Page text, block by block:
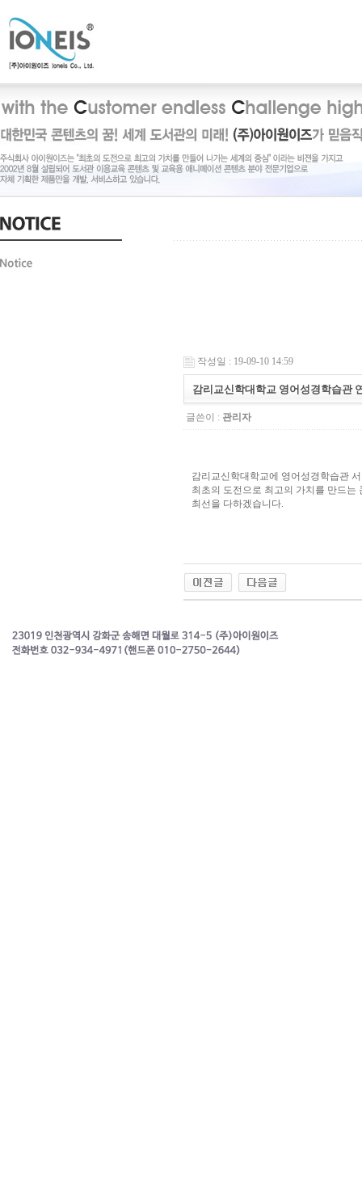
작성일 : 19-09-10 14:59
감리교신학대학교 영어성경학습관
글쓴이 : 관리자
감리교신학대학교에 영어성경학습관
최초의 도전으로 최고의 가치를 만드는
최선을 다하겠습니다.